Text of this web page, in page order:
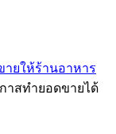
ยให้ร้านอาหาร
าสทำยอดขายได้